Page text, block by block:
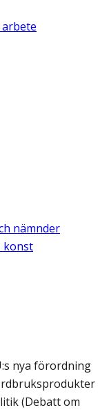
nämnder
konst
nya förordning
(Debatt om